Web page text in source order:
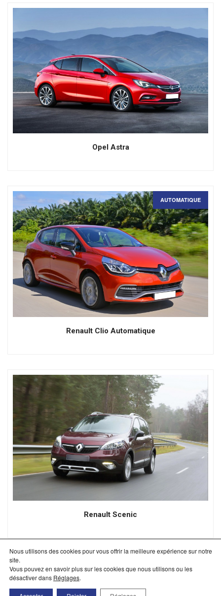
Opel Astra
AUTOMATIQUE
Renault Clio Automatique
Renault Scenic
Nous utilisons des cookies pour vous offrir la meilleure expérience sur notre
site.
Vous pouvez en savoir plus sur les cookies que nous utilisons ou les
désactiver dans Réglages.